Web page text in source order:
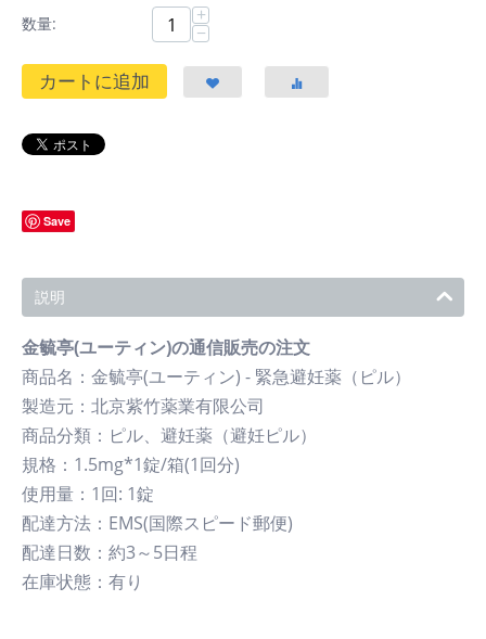
数量:
+
−
カートに追加
Save
説明
金毓亭(ユーティン)の通信販売の注文
商品名：金毓亭(ユーティン) - 緊急避妊薬（ピル）
製造元：北京紫竹薬業有限公司
商品分類：ピル、避妊薬（避妊ピル）
規格：1.5mg*1錠/箱(1回分)
使用量：1回: 1錠
配達方法：EMS(国際スピード郵便)
配達日数：約3～5日程
在庫状態：有り